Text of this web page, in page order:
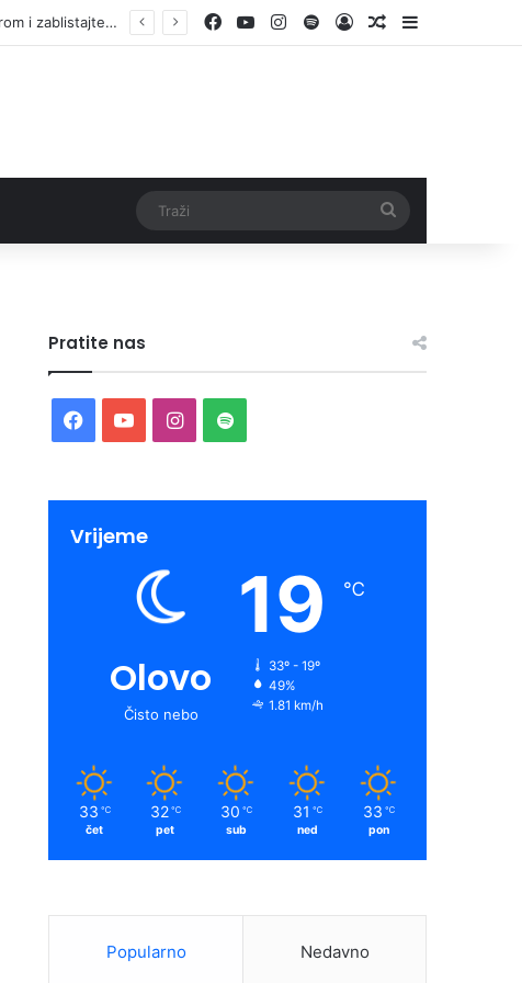
Otvorene prijave za Bingo Festival Fits: Odaberite outfit s omiljenim influencerom i zablistajte na Crvenom tepihu Sarajevo Film Festivala Facebook
YouTubeInstagram
SpotifyLog InRandom Article
Sidebar
Pratite nas
Facebook
YouTubeInstagram
Spotify
Vrijeme
Olovo
Čisto nebo
19 ℃
33º - 19º
49%
1.81 km/h
33 ℃
čet
32 ℃
pet
30 ℃
sub
31 ℃
ned
33 ℃
pon
Popularno Nedavno